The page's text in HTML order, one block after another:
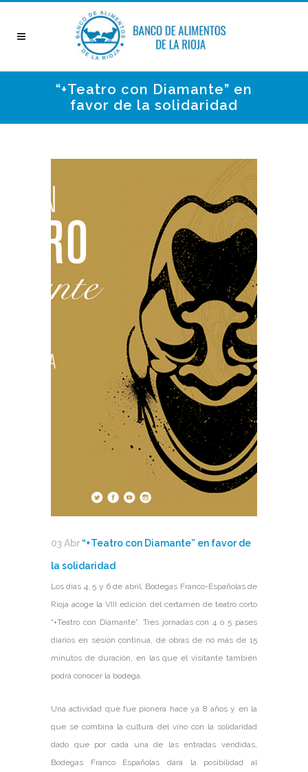
“+Teatro con Diamante” en
favor de la solidaridad
03 Abr “+Teatro con Diamante” en favor de
la solidaridad
Los días 4, 5 y 6 de abril, Bodegas Franco-Españolas de
Rioja acoge la VIII edición del certamen de teatro corto
“+Teatro con Diamante”. Tres jornadas con 4 o 5 pases
diarios en sesión continua, de obras de no más de 15
minutos de duración, en las que el visitante también
podrá conocer la bodega.
Una actividad que fue pionera hace ya 8 años y en la
que se combina la cultura del vino con la solidaridad
dado que por cada una de las entradas vendidas,
Bodegas Franco Españolas dará la posibilidad al